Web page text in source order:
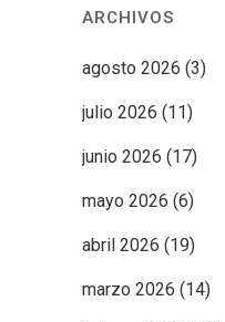
ARCHIVOS
agosto 2026 (3)
julio 2026 (11)
junio 2026 (17)
mayo 2026 (6)
abril 2026 (19)
marzo 2026 (14)